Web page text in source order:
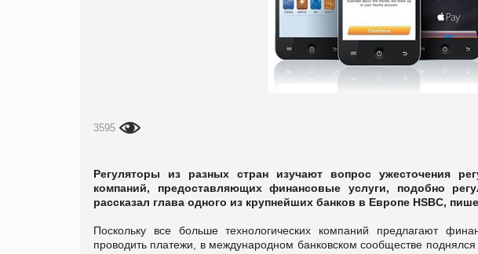
3595
Регуляторы из разных стран изучают вопрос ужесточения
компаний, предоставляющих финансовые услуги, подобно
рассказал глава одного из крупнейших банков в Европе HSBC,
Поскольку все больше технологических компаний предлагают
проводить платежи, в международном банковском сообществе